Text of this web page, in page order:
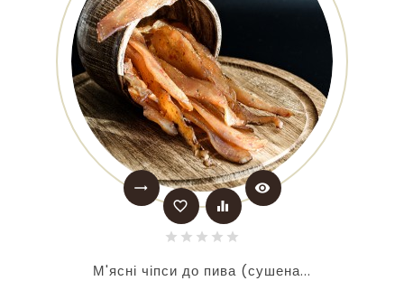
trending_flat
favorite_border
equalizer
visibility
М'ясні чіпси до пива (сушена...